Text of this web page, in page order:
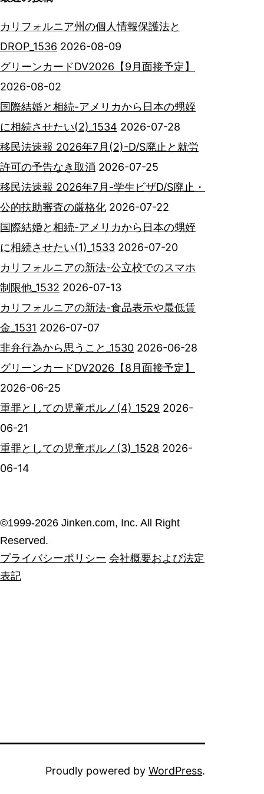
カリフォルニア州の個人情報保護法と
DROP_1536 2026-08-09
グリーンカードDV2026【9月面接予定】
2026-08-02
国際結婚と相続-アメリカから日本の甥姪
に相続させたい(2)_1534 2026-07-28
移民法速報 2026年7月(2)-D/S廃止と就労
許可の予告なき取消 2026-07-25
移民法速報 2026年7月-学生ビザD/S廃止・
公的扶助審査の厳格化 2026-07-22
国際結婚と相続-アメリカから日本の甥姪
に相続させたい(1)_1533 2026-07-20
カリフォルニアの新法-公立校でのスマホ
制限他_1532 2026-07-13
カリフォルニアの新法-食品表示や最低賃
金_1531 2026-07-07
非弁行為から思うこと_1530 2026-06-28
グリーンカードDV2026【8月面接予定】
2026-06-25
重罪としての児童ポルノ(4)_1529 2026-
06-21
重罪としての児童ポルノ(3)_1528 2026-
06-14
©︎1999-2026 Jinken.com, Inc. All Right
Reserved.
プライバシーポリシー 会社概要および法定
表記
Proudly powered by WordPress.